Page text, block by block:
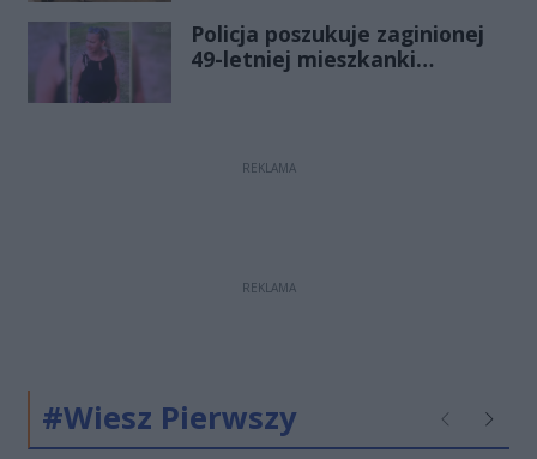
Policja poszukuje zaginionej
49-letniej mieszkanki
REKLAMA
REKLAMA
#Wiesz Pierwszy Poprzednie